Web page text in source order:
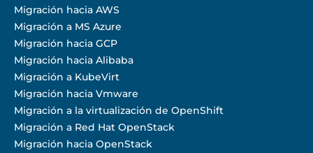
Migración hacia AWS
Migración a MS Azure
Migración hacia GCP
Migración hacia Alibaba
Migración a KubeVirt
Migración hacia Vmware
Migración a la virtualización de OpenShift
Migración a Red Hat OpenStack
Migración hacia OpenStack